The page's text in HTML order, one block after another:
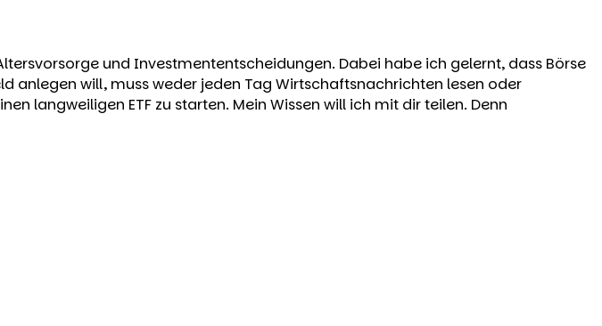
und Investmententscheidungen. Dabei habe ich gelernt, dass Börse
anlegen will, muss weder jeden Tag Wirtschaftsnachrichten lesen oder
langweiligen ETF zu starten. Mein Wissen will ich mit dir teilen. Denn